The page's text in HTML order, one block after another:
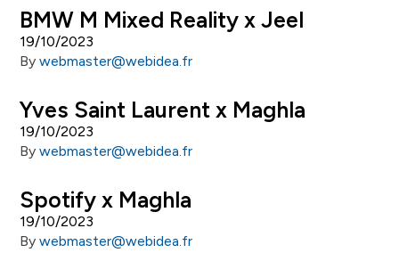
BMW M Mixed Reality x Jeel
19/10/2023
Bywebmaster@webidea.fr
Yves Saint Laurent x Maghla
19/10/2023
Bywebmaster@webidea.fr
Spotify x Maghla
19/10/2023
Bywebmaster@webidea.fr